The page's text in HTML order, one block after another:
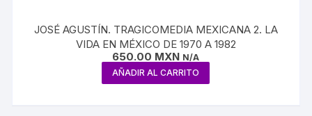
JOSÉ AGUSTÍN. TRAGICOMEDIA MEXICANA 2. LA
VIDA EN MÉXICO DE 1970 A 1982
650.00 MXN N/A
AÑADIR AL CARRITO